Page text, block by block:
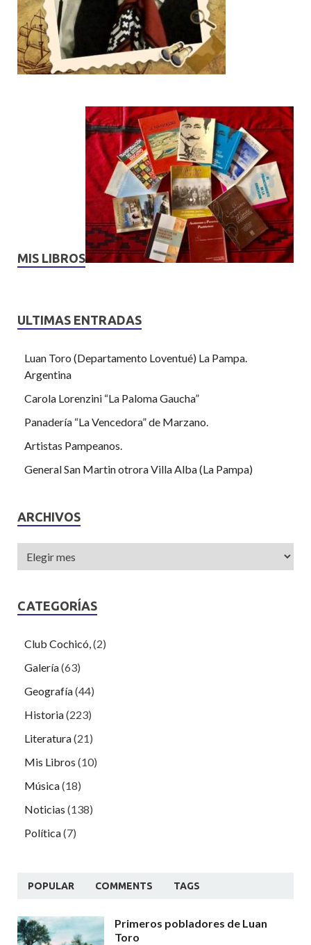
MIS LIBROS
ULTIMAS ENTRADAS
Luan Toro (Departamento Loventué) La Pampa.
Argentina
Carola Lorenzini “La Paloma Gaucha”
Panadería “La Vencedora” de Marzano.
Artistas Pampeanos.
General San Martin otrora Villa Alba (La Pampa)
ARCHIVOS
CATEGORÍAS
Club Cochicó,(2)
Galería(63)
Geografía(44)
Historia(223)
Literatura(21)
Mis Libros (10)
Música(18)
Noticias (138)
Política(7)
POPULAR COMMENTS TAGS
Primeros pobladores de Luan
Toro